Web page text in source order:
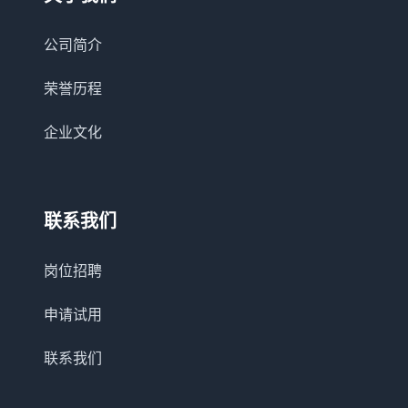
公司简介
荣誉历程
企业文化
联系我们
岗位招聘
申请试用
联系我们